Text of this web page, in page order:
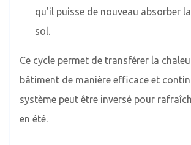
qu'il puisse de nouveau absorber
sol.
Ce cycle permet de transférer la
bâtiment de manière efficace et
système peut être inversé pour
en été.